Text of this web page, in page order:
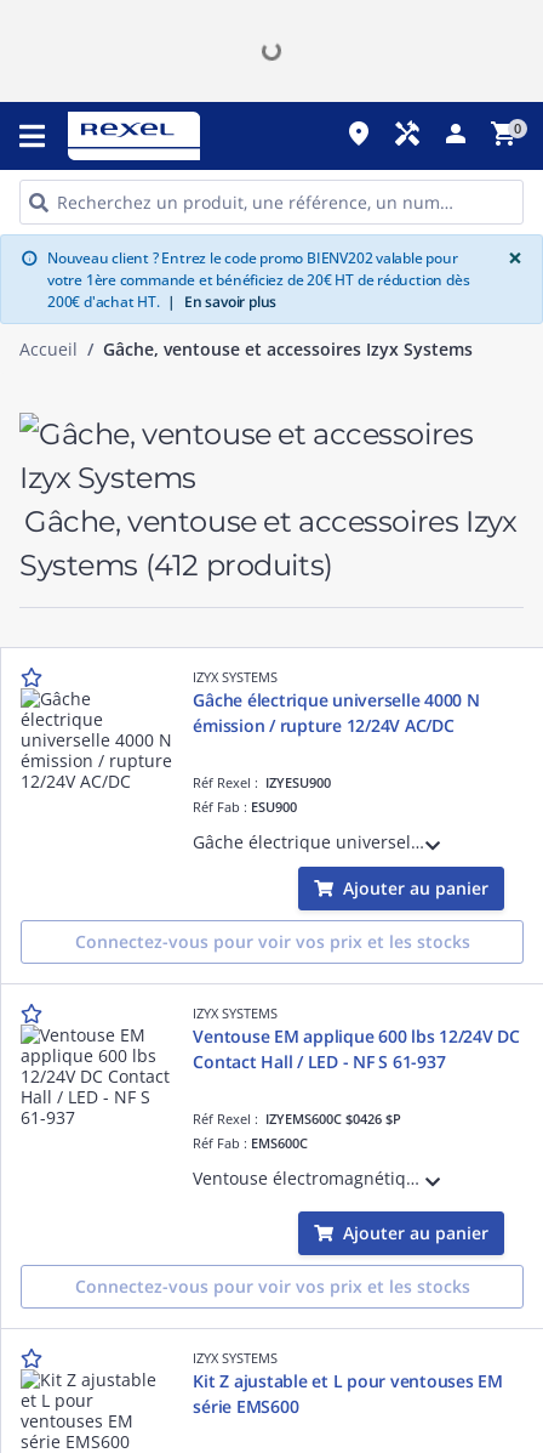
place handyman person shopping_cart0
info Nouveau client ? Entrez le code promo BIENV202 valable pour
votre 1ère commande et bénéficiez de 20€ HT de réduction dès
200€ d'achat HT. | En savoir plus
×
Accueil Gâche, ventouse et accessoires Izyx Systems
Gâche, ventouse et accessoires Izyx
Systems (412 produits)
IZYX SYSTEMS
Gâche électrique universelle 4000 N
émission / rupture 12/24V AC/DC
Réf Rexel : IZYESU900
Réf Fab : ESU900
Gâche électrique universelle ESU, 4000 N, fonctionne à émission ou rupture de courant, 12 ou 24V AC/DC
Ajouter au panier
Connectez-vous pour voir vos prix et les stocks
IZYX SYSTEMS
Ventouse EM applique 600 lbs 12/24V DC
Contact Hall / LED - NF S 61-937
Réf Rexel : IZYEMS600C $0426 $P
Réf Fab : EMS600C
Ventouse électromagnétique applique EMS, 600 lbs (série 300 kg), à rupture de courant, 12 ou 24V DC, 1 contact inverseur CO/NO/NF, LED d'état vert/rouge, éjecteur anti-rémanence intégré à la contreplaque, NF S 61-937
Ajouter au panier
Connectez-vous pour voir vos prix et les stocks
IZYX SYSTEMS
Kit Z ajustable et L pour ventouses EM
série EMS600